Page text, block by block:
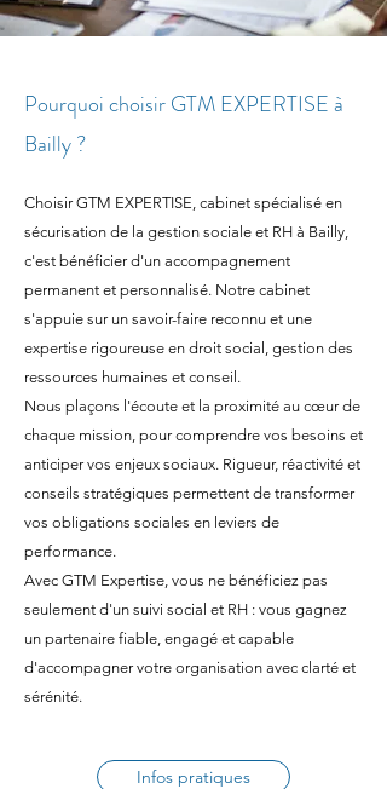
Pourquoi choisir GTM EXPERTISE à
Bailly ?
Choisir GTM EXPERTISE, cabinet spécialisé en
sécurisation de la gestion sociale et RH à Bailly,
c'est bénéficier d'un accompagnement
permanent et personnalisé. Notre cabinet
s'appuie sur un savoir-faire reconnu et une
expertise rigoureuse en droit social, gestion des
ressources humaines et conseil.
Nous plaçons l'écoute et la proximité au cœur de
chaque mission, pour comprendre vos besoins et
anticiper vos enjeux sociaux. Rigueur, réactivité et
conseils stratégiques permettent de transformer
vos obligations sociales en leviers de
performance.
Avec GTM Expertise, vous ne bénéficiez pas
seulement d'un suivi social et RH : vous gagnez
un partenaire fiable, engagé et capable
d'accompagner votre organisation avec clarté et
sérénité.
Infos pratiques